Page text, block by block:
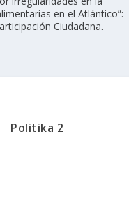
en el Atlántico”:
Ciudadana.
Politika 2